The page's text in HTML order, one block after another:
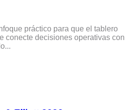
práctico para que el tablero
conecte decisiones operativas con